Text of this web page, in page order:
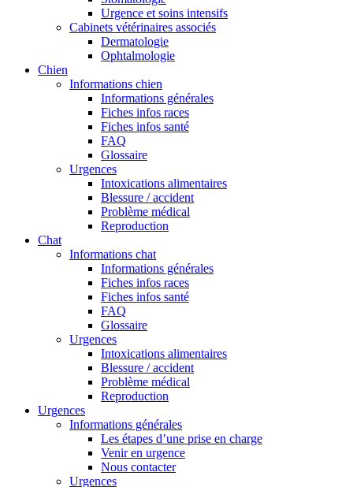
Urgence et soins intensifs
Cabinets vétérinaires associés
Dermatologie
Ophtalmologie
Chien
Informations chien
Informations générales
Fiches infos races
Fiches infos santé
FAQ
Glossaire
Urgences
Intoxications alimentaires
Blessure / accident
Problème médical
Reproduction
Chat
Informations chat
Informations générales
Fiches infos races
Fiches infos santé
FAQ
Glossaire
Urgences
Intoxications alimentaires
Blessure / accident
Problème médical
Reproduction
Urgences
Informations générales
Les étapes d’une prise en charge
Venir en urgence
Nous contacter
Urgences